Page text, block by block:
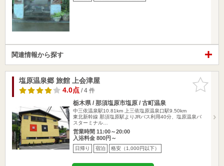
関連情報から探す
お気に入
りに追加
塩原温泉郷 旅館 上会津屋
4.0点/ 4 件
栃木県 / 那須塩原市塩原 / 古町温泉
中三依温泉駅10.81km
上三依塩原温泉口駅9.50km
東北新幹線 那須塩原駅よりJRバス利用40分、塩原温泉バ
スターミナル…
営業時間 11:00～20:00
入浴料金 800円～
日帰り 宿泊 格安（1,000円以下）